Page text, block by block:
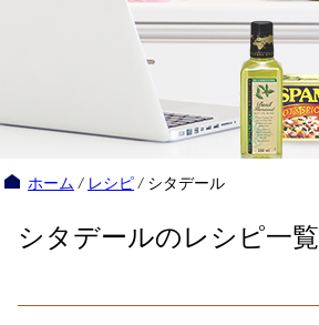
ホーム / レシピ / シタデール
シタデールのレシピ一覧